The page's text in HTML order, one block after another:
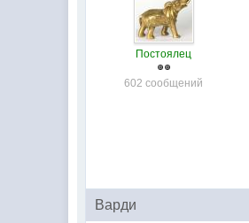
Постоялец
602 сообщений
Варди